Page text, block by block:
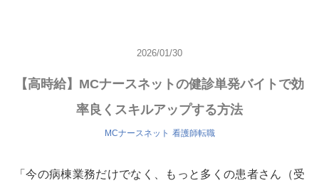
2026/01/30
【高時給】MCナースネットの健診単発バイトで効
率良くスキルアップする方法
MCナースネット 看護師転職
「今の病棟業務だけでなく、もっと多くの患者さん（受